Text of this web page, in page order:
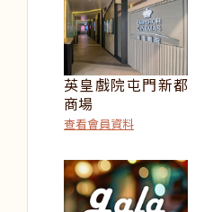
英皇戲院屯門新都
商場
查看會員資料